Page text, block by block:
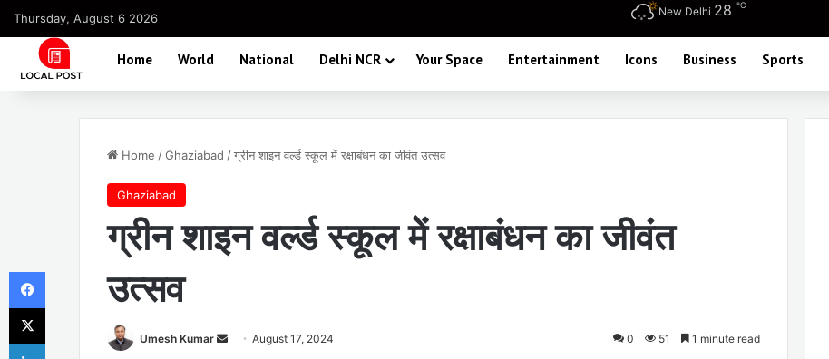
Thursday, August 6 2026 New Delhi 28 ℃
Home World National Delhi NCR Your Space Entertainment Icons Business Sports
Home /Ghaziabad /ग्रीन शाइन वर्ल्ड स्कूल में रक्षाबंधन का जीवंत उत्सव
Ghaziabad
ग्रीन शाइन वर्ल्ड स्कूल में रक्षाबंधन का जीवंत
उत्सव
Umesh Kumar
SendAugust 17, 2024 0 51 1 minute read
Facebook
X
LinkedIn